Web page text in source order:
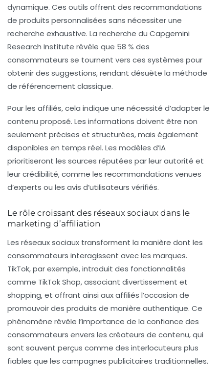
dynamique. Ces outils offrent des recommandations
de produits personnalisées sans nécessiter une
recherche exhaustive. La recherche du Capgemini
Research Institute révèle que 58 % des
consommateurs se tournent vers ces systèmes pour
obtenir des suggestions, rendant désuète la méthode
de référencement classique.
Pour les affiliés, cela indique une nécessité d’adapter le
contenu proposé. Les informations doivent être non
seulement précises et structurées, mais également
disponibles en temps réel. Les modèles d’IA
prioritiseront les sources réputées par leur autorité et
leur crédibilité, comme les recommandations venues
d’experts ou les avis d’utilisateurs vérifiés.
Le rôle croissant des réseaux sociaux dans le
marketing d’affiliation
Les réseaux sociaux transforment la manière dont les
consommateurs interagissent avec les marques.
TikTok, par exemple, introduit des fonctionnalités
comme TikTok Shop, associant divertissement et
shopping, et offrant ainsi aux affiliés l’occasion de
promouvoir des produits de manière authentique. Ce
phénomène révèle l’importance de la confiance des
consommateurs envers les créateurs de contenu, qui
sont souvent perçus comme des interlocuteurs plus
fiables que les campagnes publicitaires traditionnelles.